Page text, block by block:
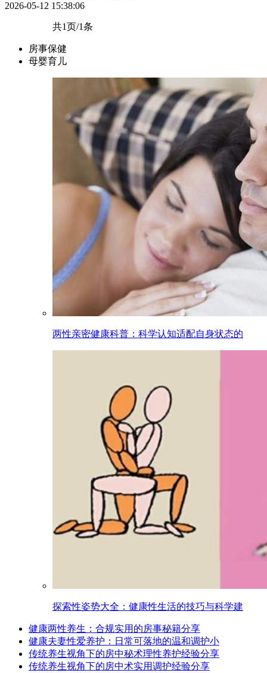
2026-05-12 15:38:06
共1页/1条
房事保健
母婴育儿
两性亲密健康科普：科学认知适配自身状态的
探索性姿势大全：健康性生活的技巧与科学建
健康两性养生：合规实用的房事秘籍分享
健康夫妻性爱养护：日常可落地的温和调护小
传统养生视角下的房中秘术理性养护经验分享
传统养生视角下的房中术实用调护经验分享